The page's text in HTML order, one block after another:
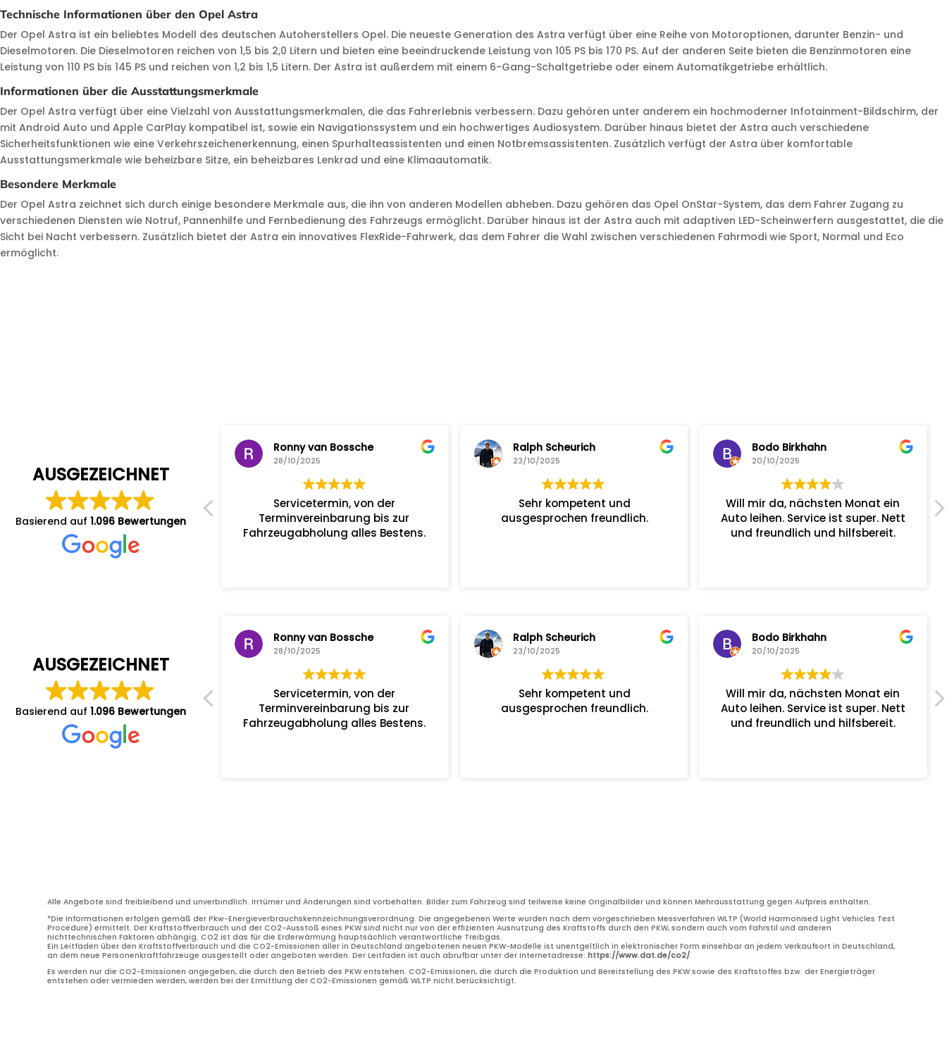
Technische Informationen über den Opel Astra
Der Opel Astra ist ein beliebtes Modell des deutschen Autoherstellers Opel. Die neueste Generation des Astra verfügt über eine Reihe von Motoroptionen, darunter Benzin- und
Dieselmotoren. Die Dieselmotoren reichen von 1,5 bis 2,0 Litern und bieten eine beeindruckende Leistung von 105 PS bis 170 PS. Auf der anderen Seite bieten die Benzinmotoren eine
Leistung von 110 PS bis 145 PS und reichen von 1,2 bis 1,5 Litern. Der Astra ist außerdem mit einem 6-Gang-Schaltgetriebe oder einem Automatikgetriebe erhältlich.
Informationen über die Ausstattungsmerkmale
Der Opel Astra verfügt über eine Vielzahl von Ausstattungsmerkmalen, die das Fahrerlebnis verbessern. Dazu gehören unter anderem ein hochmoderner Infotainment-Bildschirm, der
mit Android Auto und Apple CarPlay kompatibel ist, sowie ein Navigationssystem und ein hochwertiges Audiosystem. Darüber hinaus bietet der Astra auch verschiedene
Sicherheitsfunktionen wie eine Verkehrszeichenerkennung, einen Spurhalteassistenten und einen Notbremsassistenten. Zusätzlich verfügt der Astra über komfortable
Ausstattungsmerkmale wie beheizbare Sitze, ein beheizbares Lenkrad und eine Klimaautomatik.
Besondere Merkmale
Der Opel Astra zeichnet sich durch einige besondere Merkmale aus, die ihn von anderen Modellen abheben. Dazu gehören das Opel OnStar-System, das dem Fahrer Zugang zu
verschiedenen Diensten wie Notruf, Pannenhilfe und Fernbedienung des Fahrzeugs ermöglicht. Darüber hinaus ist der Astra auch mit adaptiven LED-Scheinwerfern ausgestattet, die die
Sicht bei Nacht verbessern. Zusätzlich bietet der Astra ein innovatives FlexRide-Fahrwerk, das dem Fahrer die Wahl zwischen verschiedenen Fahrmodi wie Sport, Normal und Eco
ermöglicht.
AUSGEZEICHNET
Basierend auf 1.096 Bewertungen
Profis am Werk!!!
Sehr freundlicher Service!
Moderate Preise!
Ronny van Bossche
28/10/2025
Servicetermin, von der
Terminvereinbarung bis zur
Fahrzeugabholung alles Bestens.
Ralph Scheurich
23/10/2025
Sehr kompetent und
ausgesprochen freundlich.
Bodo Birkhahn
20/10/2025
Will mir da, nächsten Monat ein
Auto leihen. Service ist super. Nett
und freundlich und hilfsbereit.
AUSGEZEICHNET
Basierend auf 1.096 Bewertungen
Profis am Werk!!!
Sehr freundlicher Service!
Moderate Preise!
Ronny van Bossche
28/10/2025
Servicetermin, von der
Terminvereinbarung bis zur
Fahrzeugabholung alles Bestens.
Ralph Scheurich
23/10/2025
Sehr kompetent und
ausgesprochen freundlich.
Bodo Birkhahn
20/10/2025
Will mir da, nächsten Monat ein
Auto leihen. Service ist super. Nett
und freundlich und hilfsbereit.
Alle Angebote sind freibleibend und unverbindlich. Irrtümer und Änderungen sind vorbehalten. Bilder zum Fahrzeug sind teilweise keine Originalbilder und können Mehrausstattung gegen Aufpreis enthalten.
*Die Informationen erfolgen gemäß der Pkw-Energieverbrauchskennzeichnungsverordnung. Die angegebenen Werte wurden nach dem vorgeschrieben Messverfahren WLTP (World Harmonised Light Vehicles Test
Procedure) ermittelt. Der Kraftstoffverbrauch und der CO2-Ausstoß eines PKW sind nicht nur von der effizienten Ausnutzung des Kraftstoffs durch den PKW, sondern auch vom Fahrstil und anderen
nichttechnischen Faktoren abhängig. CO2 ist das für die Erderwärmung hauptsächlich verantwortliche Treibgas.
Ein Leitfaden über den Kraftstoffverbrauch und die CO2-Emissionen aller in Deutschland angebotenen neuen PKW-Modelle ist unentgeltlich in elektronischer Form einsehbar an jedem Verkaufsort in Deutschland,
an dem neue Personenkraftfahrzeuge ausgestellt oder angeboten werden. Der Leitfaden ist auch abrufbar unter der Internetadresse:https://www.dat.de/co2/.
Es werden nur die CO2-Emissionen angegeben, die durch den Betrieb des PKW entstehen. CO2-Emissionen, die durch die Produktion und Bereitstellung des PKW sowie des Kraftstoffes bzw. der Energieträger
entstehen oder vermieden werden, werden bei der Ermittlung der CO2-Emissionen gemäß WLTP nicht berücksichtigt.